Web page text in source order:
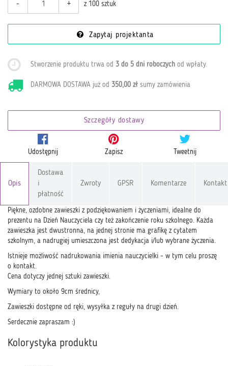
- + z 100 sztuk
Zapytaj projektanta
Stworzenie produktu trwa od3 do 5 dni roboczych od wpłaty.
DARMOWA DOSTAWA już od350,00 zł sumy zamówienia
Szczegóły dostawy
Udostępnij Zapisz Tweetnij
Opis
Dostawa
i
płatność
Zwroty GPSR Komentarze Kontakt
Piękne, ozdobne zawieszki z podziękowaniem i życzeniami, idealne do
prezentu na Dzień Nauczyciela czy też zakończenie roku szkolnego. Każda
zawieszka jest dwustronna, na jednej stronie ma grafikę z cytatem
szkolnym, a nadrugiej umieszczona jest dedykacja i/lub wybrane życzenia.
Istnieje możliwość nadrukowania imienia nauczycielki - w tym celu proszę
o kontakt.
Cena dotyczy jednej sztuki zawieszki.
Wymiary to około 9cm średnicy,
Zawieszki dostępne od ręki, wysyłka z reguły na drugi dzień.
Serdecznie zapraszam :)
Kolorystyka produktu